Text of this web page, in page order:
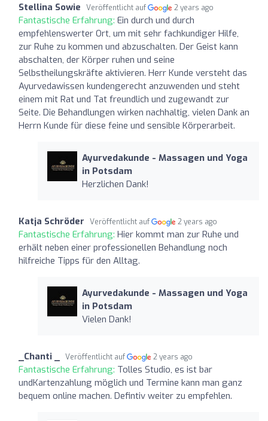
Stellina Sowie Veröffentlicht auf 2 years ago
Fantastische Erfahrung: Ein durch und durch
empfehlenswerter Ort, um mit sehr fachkundiger Hilfe,
zur Ruhe zu kommen und abzuschalten. Der Geist kann
abschalten, der Körper ruhen und seine
Selbstheilungskräfte aktivieren. Herr Kunde versteht das
Ayurvedawissen kundengerecht anzuwenden und steht
einem mit Rat und Tat freundlich und zugewandt zur
Seite. Die Behandlungen wirken nachhaltig, vielen Dank an
Herrn Kunde für diese feine und sensible Körperarbeit.
Ayurvedakunde - Massagen und Yoga
in Potsdam
Herzlichen Dank! ️
Katja Schröder Veröffentlicht auf 2 years ago
Fantastische Erfahrung: Hier kommt man zur Ruhe und
erhält neben einer professionellen Behandlung noch
hilfreiche Tipps für den Alltag.
Ayurvedakunde - Massagen und Yoga
in Potsdam
Vielen Dank!
_Chanti _ Veröffentlicht auf 2 years ago
Fantastische Erfahrung: Tolles Studio, es ist bar
undKartenzahlung möglich und Termine kann man ganz
bequem online machen. Defintiv weiter zu empfehlen.